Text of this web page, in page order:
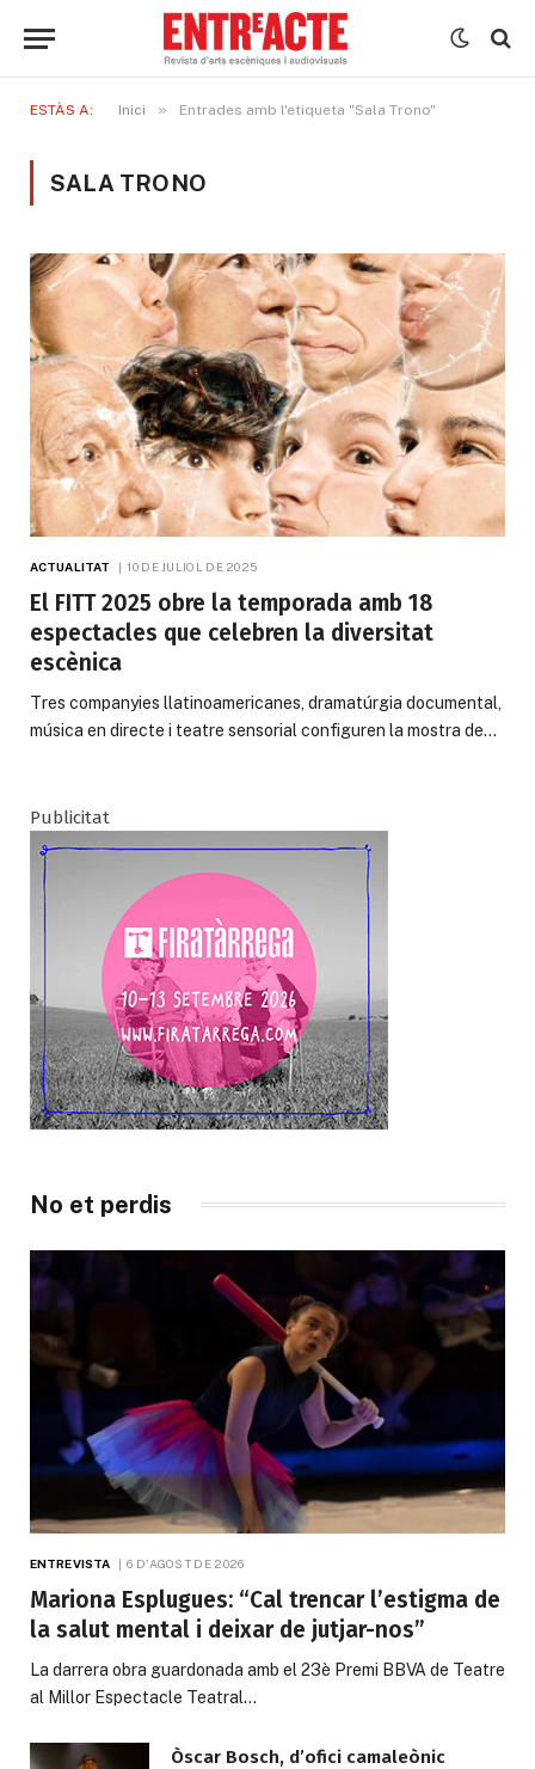
ESTÀS A: Inici » Entrades amb l'etiqueta "Sala Trono"
SALA TRONO
ACTUALITAT 10 DE JULIOL DE 2025
El FITT 2025 obre la temporada amb 18
espectacles que celebren la diversitat
escènica
Tres companyies llatinoamericanes, dramatúrgia documental,
música en directe i teatre sensorial configuren la mostra de…
Publicitat
No et perdis
ENTREVISTA 6 D'AGOST DE 2026
Mariona Esplugues: “Cal trencar l’estigma de
la salut mental i deixar de jutjar-nos”
La darrera obra guardonada amb el 23è Premi BBVA de Teatre
al Millor Espectacle Teatral…
Òscar Bosch, d’ofici camaleònic